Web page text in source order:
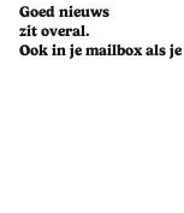
Goed nieuws
zit overal.
Ook in je mailbox als